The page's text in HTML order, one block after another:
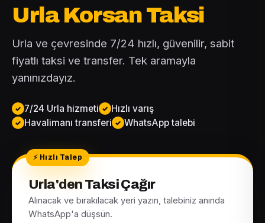
Urla Korsan Taksi
Urla ve çevresinde 7/24 hızlı, güvenilir, sabit
fiyatlı taksi ve transfer. Tek aramayla
yanınızdayız.
7/24 Urla hizmeti
Hızlı varış
Havalimanı transferi
WhatsApp talebi
Urla'den Taksi Çağır
Alınacak ve bırakılacak yeri yazın, talebiniz anında
WhatsApp'a düşsün.